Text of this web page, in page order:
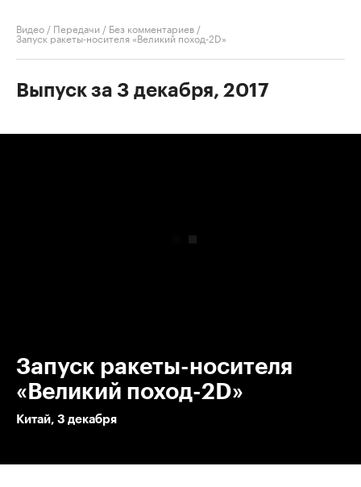
Видео / Передачи / Без комментариев /
Запуск ракеты-носителя «Великий поход-2D»
Выпуск за 3 декабря, 2017
Запуск ракеты-носителя
«Великий поход-2D»
Китай, 3 декабря